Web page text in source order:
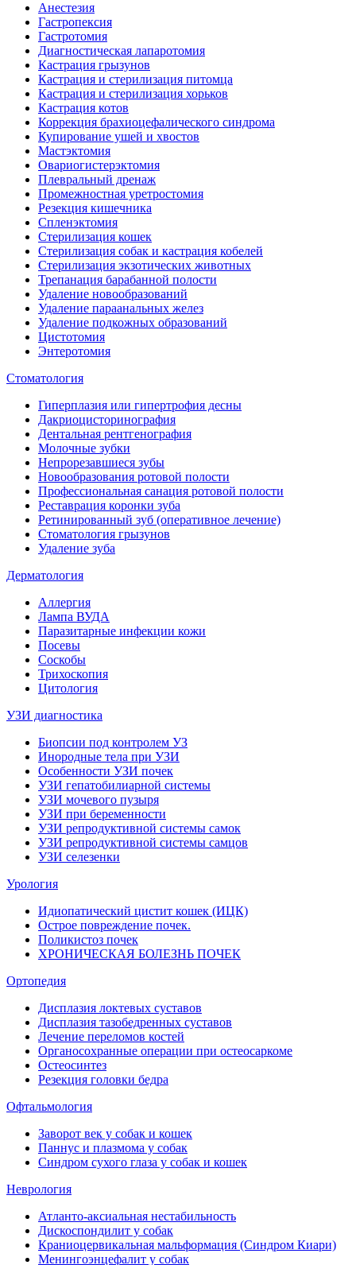
Анестезия
Гастропексия
Гастротомия
Диагностическая лапаротомия
Кастрация грызунов
Кастрация и стерилизация питомца
Кастрация и стерилизация хорьков
Кастрация котов
Коррекция брахиоцефалического синдрома
Купирование ушей и хвостов
Мастэктомия
Овариогистерэктомия
Плевральный дренаж
Промежностная уретростомия
Резекция кишечника
Спленэктомия
Стерилизация кошек
Стерилизация собак и кастрация кобелей
Стерилизация экзотических животных
Трепанация барабанной полости
Удаление новообразований
Удаление параанальных желез
Удаление подкожных образований
Цистотомия
Энтеротомия
Стоматология
Гиперплазия или гипертрофия десны
Дакриоцисторинография
Дентальная рентгенография
Молочные зубки
Непрорезавшиеся зубы
Новообразования ротовой полости
Профессиональная санация ротовой полости
Реставрация коронки зуба
Ретинированный зуб (оперативное лечение)
Стоматология грызунов
Удаление зуба
Дерматология
Аллергия
Лампа ВУДА
Паразитарные инфекции кожи
Посевы
Соскобы
Трихоскопия
Цитология
УЗИ диагностика
Биопсии под контролем УЗ
Инородные тела при УЗИ
Особенности УЗИ почек
УЗИ гепатобилиарной системы
УЗИ мочевого пузыря
УЗИ при беременности
УЗИ репродуктивной системы самок
УЗИ репродуктивной системы самцов
УЗИ селезенки
Урология
Идиопатический цистит кошек (ИЦК)
Острое повреждение почек.
Поликистоз почек
ХРОНИЧЕСКАЯ БОЛЕЗНЬ ПОЧЕК
Ортопедия
Дисплазия локтевых суставов
Дисплазия тазобедренных суставов
Лечение переломов костей
Органосохранные операции при остеосаркоме
Остеосинтез
Резекция головки бедра
Офтальмология
Заворот век у собак и кошек
Паннус и плазмома у собак
Синдром сухого глаза у собак и кошек
Неврология
Атланто-аксиальная нестабильность
Дискоспондилит у собак
Краниоцервикальная мальформация (Синдром Киари)
Менингоэнцефалит у собак